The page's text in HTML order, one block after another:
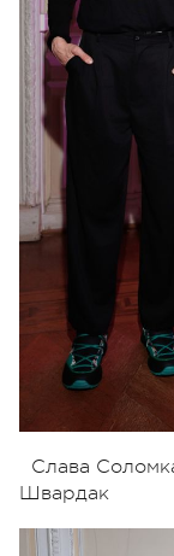
Слава
Швардак